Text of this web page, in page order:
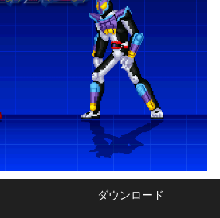
ダウンロード